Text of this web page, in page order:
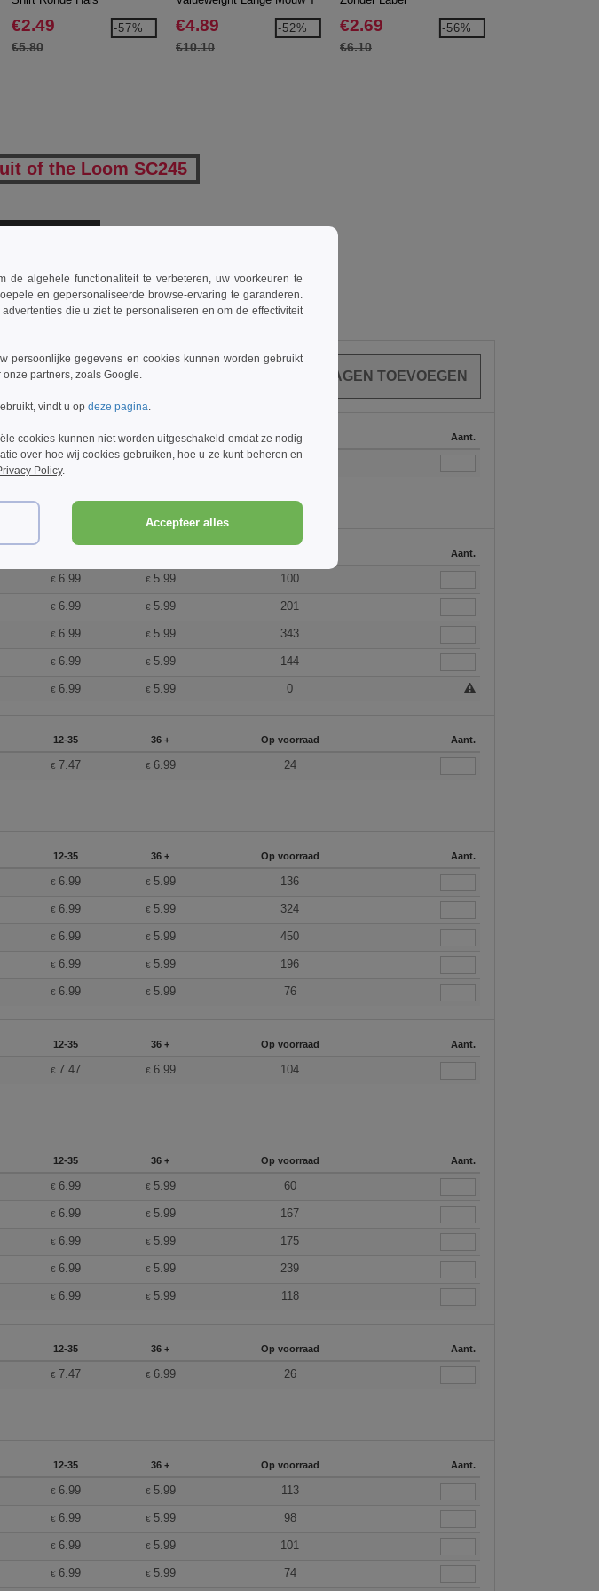
€2.49
€5.80
-57%
(61-038-0)
€4.89
€10.10
-52% €2.69
€6.10
-56%
of the Loom SC245
0ARTIKELEN
12-35 36 + Op voorraad Aant.
7.47 6.99 56
Aant.
€ 6.99 € 5.99 100
€ 6.99 € 5.99 201
€ 6.99 € 5.99 343
€ 6.99 € 5.99 144
€ 6.99 € 5.99 0
12-35 36 + Op voorraad Aant.
€ 7.47 € 6.99 24
12-35 36 + Op voorraad Aant.
€ 6.99 € 5.99 136
€ 6.99 € 5.99 324
€ 6.99 € 5.99 450
€ 6.99 € 5.99 196
€ 6.99 € 5.99 76
12-35 36 + Op voorraad Aant.
€ 7.47 € 6.99 104
12-35 36 + Op voorraad Aant.
€ 6.99 € 5.99 60
€ 6.99 € 5.99 167
€ 6.99 € 5.99 175
€ 6.99 € 5.99 239
€ 6.99 € 5.99 118
12-35 36 + Op voorraad Aant.
€ 7.47 € 6.99 26
12-35 36 + Op voorraad Aant.
€ 6.99 € 5.99 113
€ 6.99 € 5.99 98
€ 6.99 € 5.99 101
€ 6.99 € 5.99 74
de algehele functionaliteit te verbeteren, uw voorkeuren te
en gepersonaliseerde browse-ervaring te garanderen.
die u ziet te personaliseren en om de effectiviteit
persoonlijke gegevens en cookies kunnen worden gebruikt
partners, zoals Google.
vindt u op deze pagina.
cookies kunnen niet worden uitgeschakeld omdat ze nodig
over hoe wij cookies gebruiken, hoe u ze kunt beheren en
Policy.
Accepteer alles